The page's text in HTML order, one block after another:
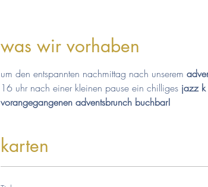
was wir vorhaben
um den entspannten nachmittag nach unserem
16 uhr nach einer kleinen pause ein chilliges jazz
vorangegangenen adventsbrunch buchbar!
karten